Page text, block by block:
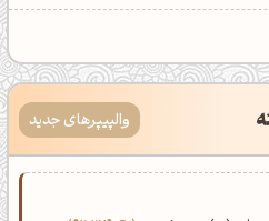
والپیپرهای جدید